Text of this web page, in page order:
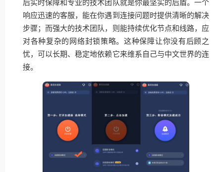
后实时保障和专业的技术团队就是你最坚实的后盾。一个
响应迅速的客服，能在你遇到连接问题时提供清晰的解决
步骤；而强大的技术团队，则能持续优化节点和线路，应
对各种复杂的网络封锁策略。这种保障让你没有后顾之
忧，可以长期、稳定地依赖它来维系自己与中文世界的连
接。